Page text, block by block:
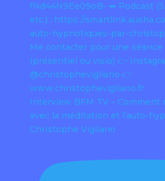
Interview BFM TV – Comment
avec la méditation et l’auto-
Christophe Vigliano